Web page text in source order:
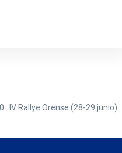
IV Rallye Orense (28-29 junio)